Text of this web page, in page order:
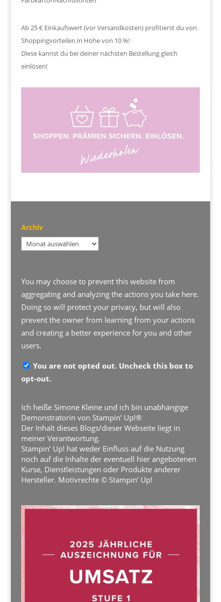
Ab 25 € Einkaufswert (vor Versandkosten) profitierst du von
Shoppingvorteilen in Höhe von 10 %!
Diese kannst du bei deiner nächsten Bestellung gleich
einlösen!
Archiv
Archiv
You may choose to prevent this website from
aggregating and analyzing the actions you take here.
Doing so will protect your privacy, but will also
prevent the owner from learning from your actions
and creating a better experience for you and other
users.
You are not opted out. Uncheck this box to
opt-out.
Ich heiße Simone Kleine und ich bin unabhängige
Demonstratorin von Stampin’ Up!®
Der Inhalt dieses Blogs/dieser Webseite liegt in
meiner Verantwortung.
Stampin’ Up! hat weder Einfluss auf die Nutzung
noch auf die Inhalte der eventuell hier angebotenen
Kurse, Dienstleistungen oder Produkte anderer
Hersteller. Motivrechte © Stampin’ Up!